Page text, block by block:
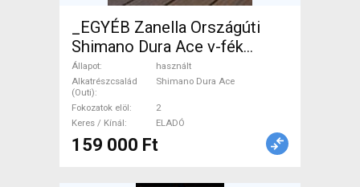
_EGYÉB Zanella Országúti
Shimano Dura Ace v-fék
használt ELADÓ
Állapot
használt
Alkatrészcsalád
(Outi)
Shimano Dura Ace
Fokozatok elöl
2
Keres / Kínál
ELADÓ
159 000 Ft